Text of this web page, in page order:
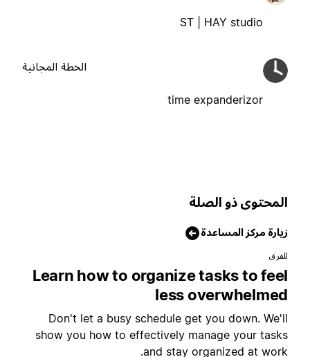
ST | HAY studio
time expanderizor
الخطة المجانية
ذو الصلة
مركز المساعدة
Learn how to organize tasks to
less
Don't let a busy schedule get you down.
show you how to effectively manage your
and stay organized at